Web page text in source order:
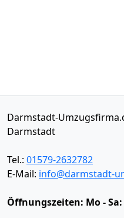
Darmstadt-
Darmstadt
Tel.: 01579-2632782
E-Mail: info@darmstadt-
Öffnungszeiten: Mo -